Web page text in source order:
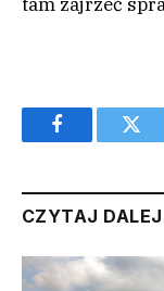
Facebook
CZYTAJ DALEJ